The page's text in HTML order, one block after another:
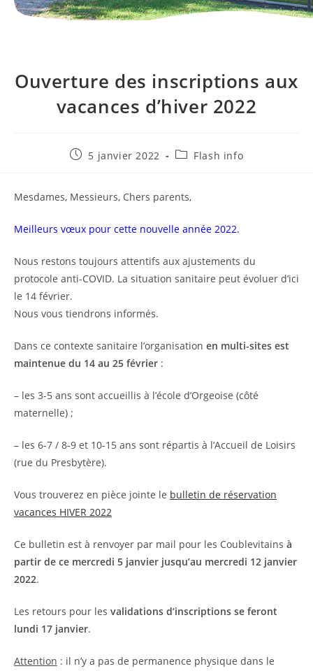
Ouverture des inscriptions aux
vacances d’hiver 2022
Publication
5 janvier 2022
PostFlash info
Mesdames, Messieurs, Chers parents,
Meilleurs vœux pour cette nouvelle année 2022.
Nous restons toujours attentifs aux ajustements du
protocole anti-COVID. La situation sanitaire peut évoluer d’ici
le 14 février.
Nous vous tiendrons informés.
Dans ce contexte sanitaire l’organisation en multi-sites est
maintenue du 14 au 25 février :
– les 3-5 ans sont accueillis à l’école d’Orgeoise (côté
maternelle) ;
– les 6-7 / 8-9 et 10-15 ans sont répartis à l’Accueil de Loisirs
(rue du Presbytère).
Vous trouverez en pièce jointe le bulletin de réservation
vacances HIVER 2022
Ce bulletin est à renvoyer par mail pour les Coublevitains à
partir de ce mercredi 5 janvier jusqu’au mercredi 12 janvier
2022.
Les retours pour les validations d’inscriptions se feront
lundi 17 janvier.
Attention : il n’y a pas de permanence physique dans le